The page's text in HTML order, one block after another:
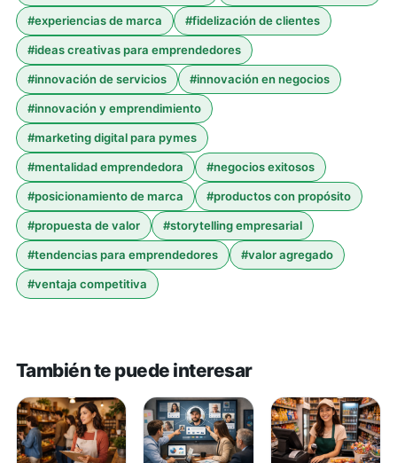
#experiencias de marca #fidelización de clientes
#ideas creativas para emprendedores
#innovación de servicios #innovación en negocios
#innovación y emprendimiento
#marketing digital para pymes
#mentalidad emprendedora #negocios exitosos
#posicionamiento de marca #productos con propósito
#propuesta de valor #storytelling empresarial
#tendencias para emprendedores #valor agregado
#ventaja competitiva
También te puede interesar